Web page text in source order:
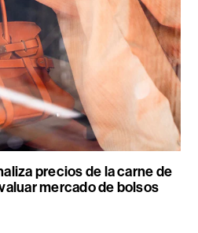
precios de la carne de
mercado de bolsos